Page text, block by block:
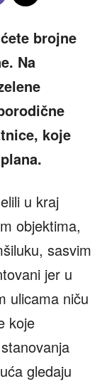
brojne
Na
koje
u kraj
objektima,
sasvim
jer u
ulicama niču
koje
gledaju